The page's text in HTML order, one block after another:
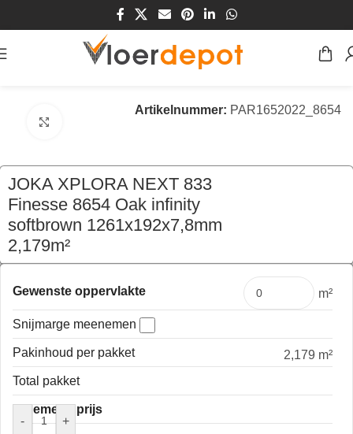
/Vloeren/Laminaat Vloeren
Artikelnummer: PAR1652022_8654
JOKA XPLORA NEXT 833
Finesse 8654 Oak infinity
softbrown 1261x192x7,8mm
2,179m²
€91,30 per pak
Gewenste oppervlakte m²
Snijmarge meenemen
Pakinhoud per pakket
2,179 m²
Total pakket
Algemene prijs
-
+